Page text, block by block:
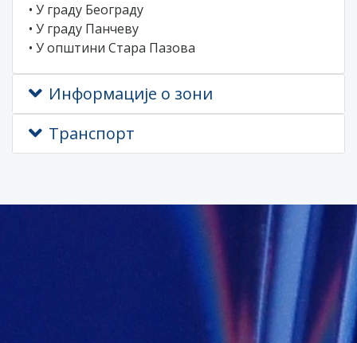
• У граду Београду
• У граду Панчеву
• У општини Стара Пазова
Информације о зони
Транспорт